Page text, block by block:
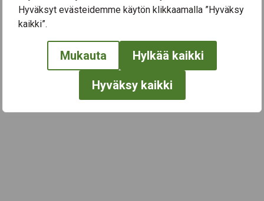
Hyväksyt evästeidemme käytön klikkaamalla ”Hyväksy
kaikki”.
Mukauta Hylkää kaikki
Hyväksy kaikki